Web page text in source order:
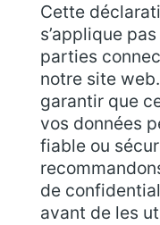
Cette
s’applique
parties
notre site
garantir que
vos données
fiable ou
de
avant de les